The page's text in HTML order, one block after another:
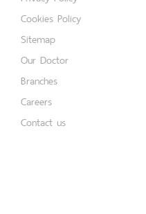
Cookies Policy
Sitemap
Our Doctor
Branches
Careers
Contact us